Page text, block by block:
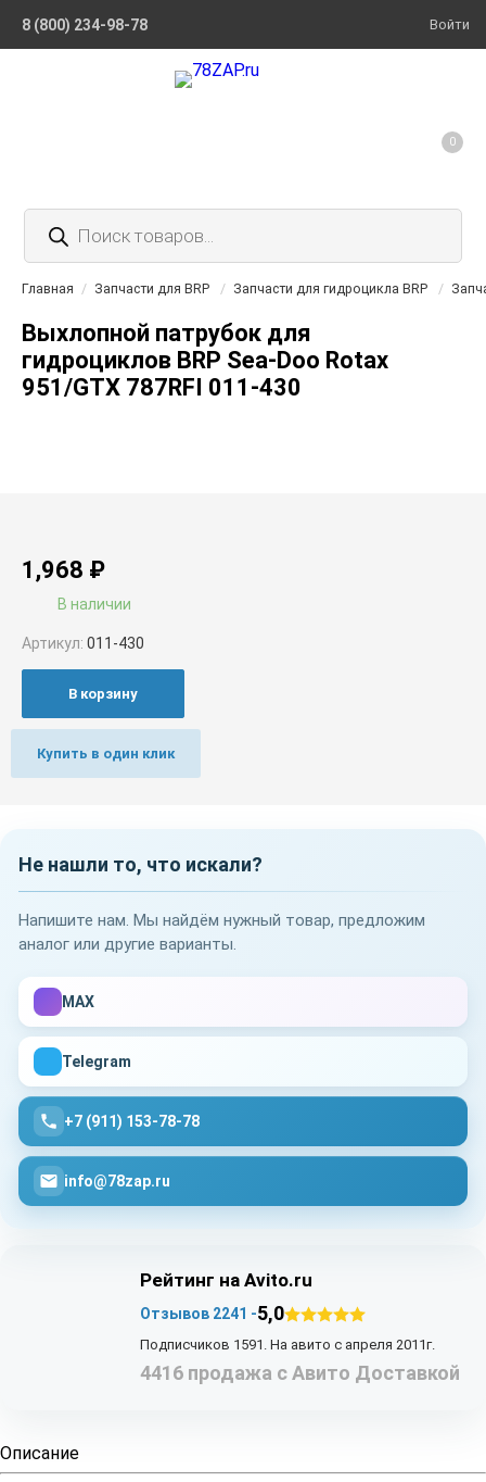
8 (800) 234-98-78 Войти
Поиск
товаров
0
Главная / Запчасти для BRP / Запчасти для гидроцикла BRP /
Выхлопной патрубок для
гидроциклов BRP Sea-Doo Rotax
951/GTX 787RFI 011-430
1,968 ₽
В наличии
Артикул: 011-430
В корзину
Купить в один клик
Не нашли то, что искали?
Напишите нам. Мы найдём нужный товар, предложим
аналог или другие варианты.
MAX
Telegram
+7 (911) 153-78-78
info@78zap.ru
Рейтинг на Avito.ru
Отзывов 2241 -5,0
Подписчиков 1591. На авито с апреля 2011г.
4416 продажа с Авито Доставкой
Описание